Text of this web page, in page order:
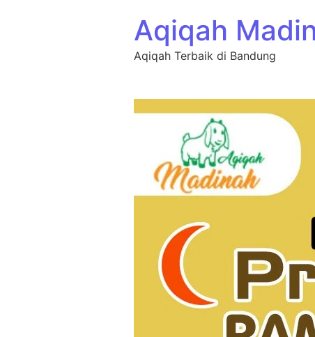
Aqiqah
Aqiqah Terbaik di Bandung